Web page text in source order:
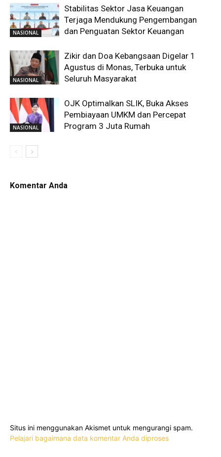
NASIONAL
Stabilitas Sektor Jasa Keuangan
Terjaga Mendukung Pengembangan
dan Penguatan Sektor Keuangan
NASIONAL
Zikir dan Doa Kebangsaan Digelar 1
Agustus di Monas, Terbuka untuk
Seluruh Masyarakat
NASIONAL
OJK Optimalkan SLIK, Buka Akses
Pembiayaan UMKM dan Percepat
Program 3 Juta Rumah
Komentar Anda
Situs ini menggunakan Akismet untuk mengurangi spam.
Pelajari bagaimana data komentar Anda diproses